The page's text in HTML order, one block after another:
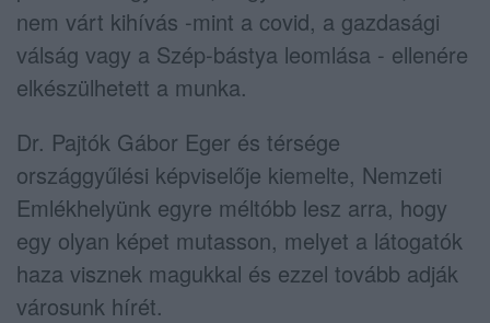
nem várt kihívás -mint a covid, a gazdasági
válság vagy a Szép-bástya leomlása - ellenére
elkészülhetett a munka.
Dr. Pajtók Gábor Eger és térsége
országgyűlési képviselője kiemelte, Nemzeti
Emlékhelyünk egyre méltóbb lesz arra, hogy
egy olyan képet mutasson, melyet a látogatók
haza visznek magukkal és ezzel tovább adják
városunk hírét.